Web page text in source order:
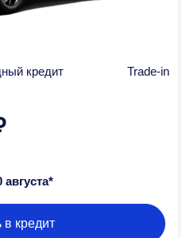
кредит Trade-in
августа*
в кредит